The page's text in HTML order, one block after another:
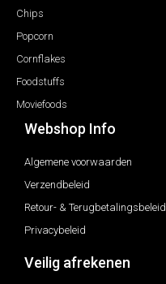
Chips
Popcorn
Cornflakes
Foodstuffs
Moviefoods
Webshop Info
Algemene voorwaarden
Verzendbeleid
Retour- & Terugbetalingsbeleid
Privacybeleid
Veilig afrekenen